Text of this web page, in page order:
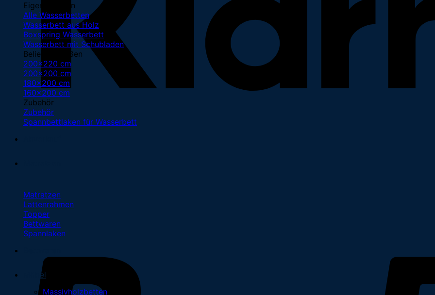
Eigenschaften
Alle Wasserbetten
Wasserbett aus Holz
Boxspring Wasserbett
Wasserbett mit Schubladen
Beliebte Größen
200x220 cm
200x200 cm
180x200 cm
160x200 cm
Zubehör
Zubehör
Spannbettlaken für Wasserbett
Matratzen
Lattenrahmen
Topper
Bettwaren
Spannlaken
Möbel
Massivholzbetten